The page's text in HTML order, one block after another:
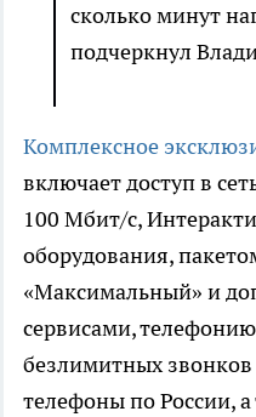
сколько минут
подчеркнул
Комплексное
включает доступ в
100 Мбит/с,
оборудования,
«Максимальный» и
сервисами,
безлимитных
телефоны по России,